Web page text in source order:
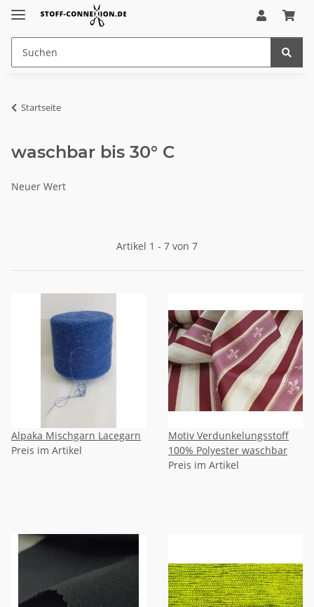
Startseite
waschbar bis 30° C
Neuer Wert
Artikel 1 - 7 von 7
Alpaka Mischgarn Lacegarn
Preis im Artikel
Motiv Verdunkelungsstoff
100% Polyester waschbar
Preis im Artikel